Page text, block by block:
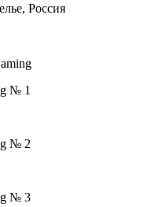
Россия